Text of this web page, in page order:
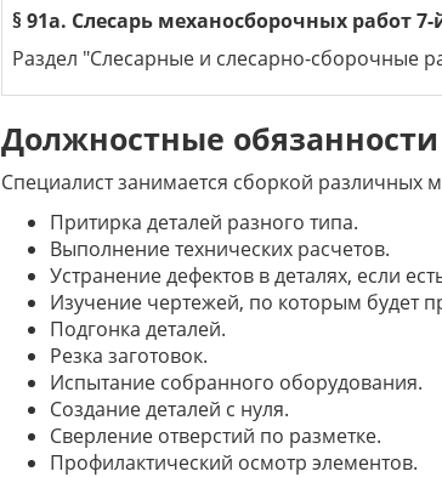
§ 91а. Слесарь механосборочных работ 7-
Раздел "Слесарные и слесарно-сборочные
Должностные обязанности
Специалист занимается сборкой различных
Притирка деталей разного типа.
Выполнение технических расчетов.
Устранение дефектов в деталях, если
Изучение чертежей, по которым будет
Подгонка деталей.
Резка заготовок.
Испытание собранного оборудования.
Создание деталей с нуля.
Сверление отверстий по разметке.
Профилактический осмотр элементов.